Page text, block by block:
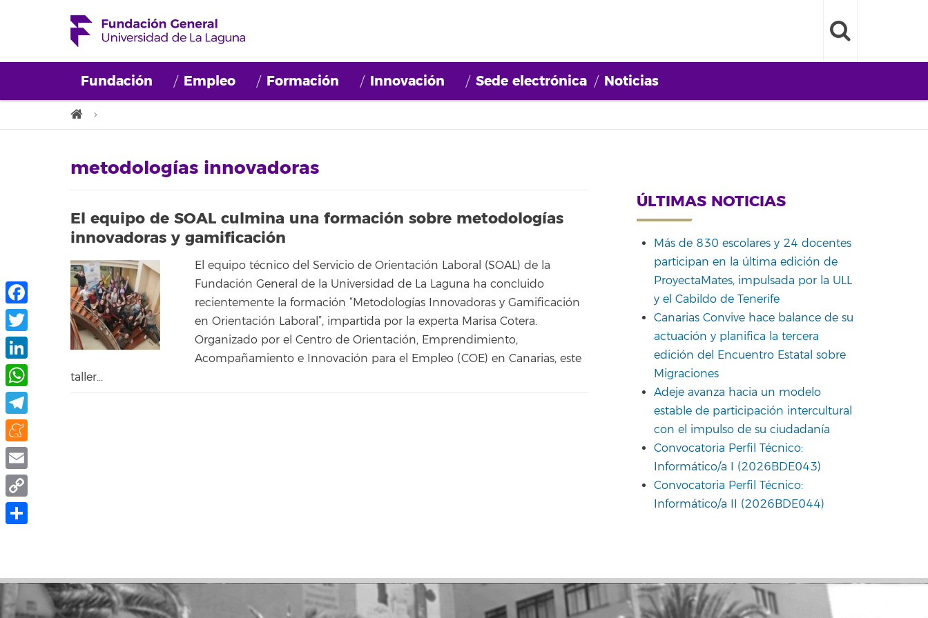
Fundación Empleo Formación Innovación Sede electrónica Noticias
metodologías innovadoras
El equipo de SOAL culmina una formación sobre metodologías
innovadoras y gamificación
El equipo técnico del Servicio de Orientación Laboral (SOAL) de la
Fundación General de la Universidad de La Laguna ha concluido
recientemente la formación “Metodologías Innovadoras y Gamificación
en Orientación Laboral”, impartida por la experta Marisa Cotera.
Organizado por el Centro de Orientación, Emprendimiento,
Acompañamiento e Innovación para el Empleo (COE) en Canarias, este
taller...
ÚLTIMAS NOTICIAS
Más de 830 escolares y 24 docentes
participan en la última edición de
ProyectaMates, impulsada por la ULL
y el Cabildo de Tenerife
Canarias Convive hace balance de su
actuación y planifica la tercera
edición del Encuentro Estatal sobre
Migraciones
Adeje avanza hacia un modelo
estable de participación intercultural
con el impulso de su ciudadanía
Convocatoria Perfil Técnico:
Informático/a I (2026BDE043)
Convocatoria Perfil Técnico:
Informático/a II (2026BDE044)
Facebook
Twitter
LinkedIn
WhatsApp
Telegram
Meneame
Email
Copy